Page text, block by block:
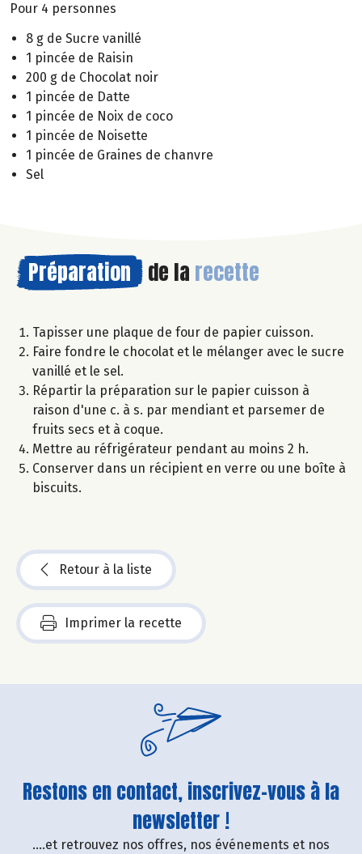
Pour 4 personnes
8 g de Sucre vanillé
1 pincée de Raisin
200 g de Chocolat noir
1 pincée de Datte
1 pincée de Noix de coco
1 pincée de Noisette
1 pincée de Graines de chanvre
Sel
Préparation de la recette
Tapisser une plaque de four de papier cuisson.
Faire fondre le chocolat et le mélanger avec le sucre
vanillé et le sel.
Répartir la préparation sur le papier cuisson à
raison d'une c. à s. par mendiant et parsemer de
fruits secs et à coque.
Mettre au réfrigérateur pendant au moins 2 h.
Conserver dans un récipient en verre ou une boîte à
biscuits.
Retour à la liste
Imprimer la recette
Restons en contact, inscrivez-vous à la
newsletter !
....et retrouvez nos offres, nos événements et nos